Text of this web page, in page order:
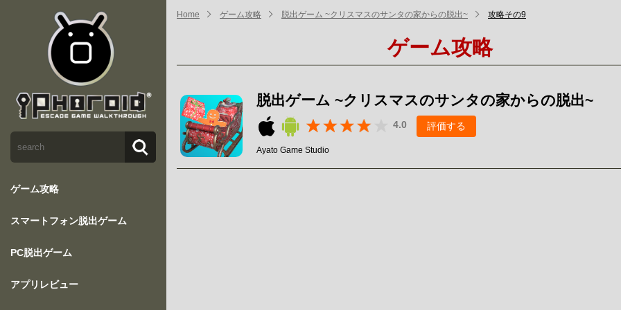
ゲーム攻略
スマートフォン脱出ゲーム
PC脱出ゲーム
アプリレビュー
Home ゲーム攻略 脱出ゲーム ~クリスマスのサンタの家からの脱出~ 攻略その9
ゲーム攻略
脱出ゲーム ~クリスマスのサンタの家からの脱出~
4.0 評価する
Ayato Game Studio